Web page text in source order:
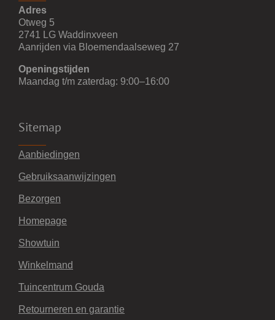
Adres
Otweg 5
2741 LG Waddinxveen
Aanrijden via Bloemendaalseweg 27
Openingstijden
Maandag t/m zaterdag: 9:00–16:00
Sitemap
Aanbiedingen
Gebruiksaanwijzingen
Bezorgen
Homepage
Showtuin
Winkelmand
Tuincentrum Gouda
Retourneren en garantie